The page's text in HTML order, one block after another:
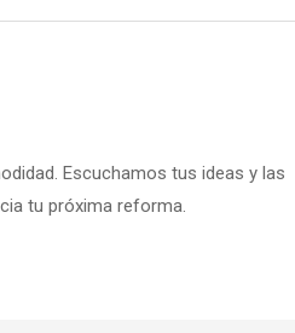
Escuchamos tus ideas y las
tu próxima reforma.